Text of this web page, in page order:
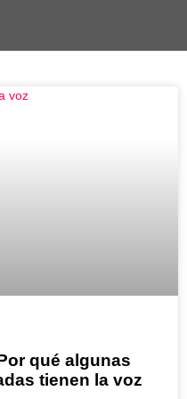
qué algunas
tienen la voz